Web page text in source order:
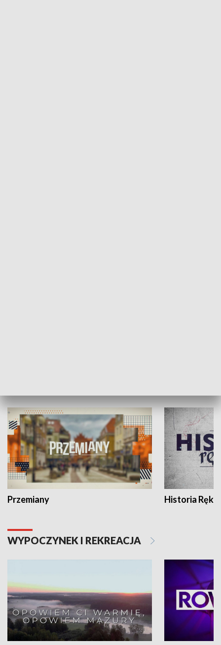
Przemiany Historia Ręką
WYPOCZYNEK I REKREACJA